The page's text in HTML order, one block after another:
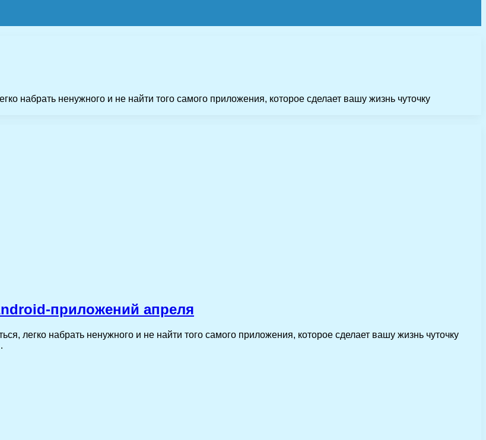
набрать ненужного и не найти того самого приложения, которое сделает вашу жизнь чуточку
приложений апреля
легко набрать ненужного и не найти того самого приложения, которое сделает вашу жизнь чуточку